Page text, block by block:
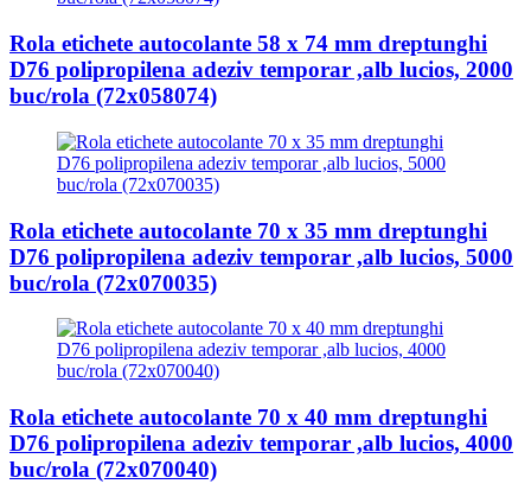
Rola etichete autocolante 58 x 74 mm dreptunghi
D76 polipropilena adeziv temporar ,alb lucios, 2000
buc/rola (72x058074)
Rola etichete autocolante 70 x 35 mm dreptunghi
D76 polipropilena adeziv temporar ,alb lucios, 5000
buc/rola (72x070035)
Rola etichete autocolante 70 x 40 mm dreptunghi
D76 polipropilena adeziv temporar ,alb lucios, 4000
buc/rola (72x070040)